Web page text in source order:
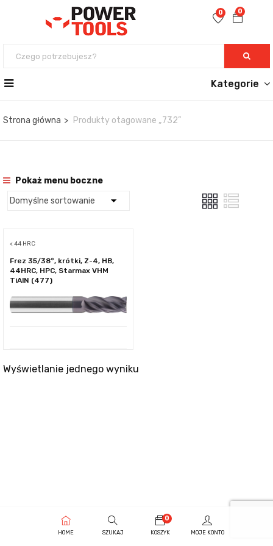
0
0
Kategorie
Strona główna Produkty otagowane „732”
Pokaż menu boczne
< 44 HRC
Frez 35/38°, krótki, Z-4, HB,
44HRC, HPC, Starmax VHM
TiAlN (477)
Wyświetlanie jednego wyniku
HOME SZUKAJ
0
KOSZYK MOJE KONTO